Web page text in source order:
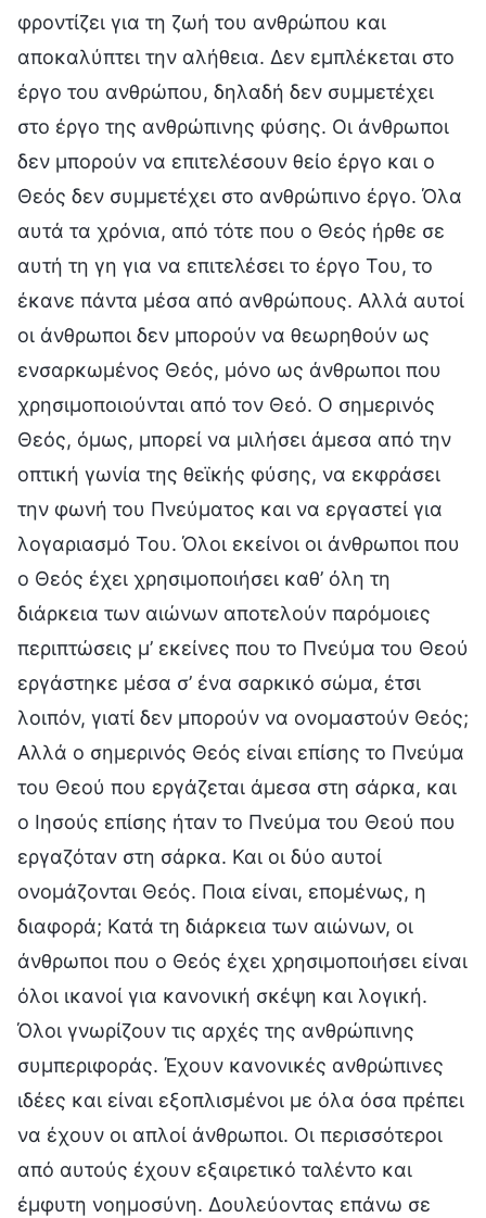
φροντίζει για τη ζωή του ανθρώπου και
αποκαλύπτει την αλήθεια. Δεν εμπλέκεται στο
έργο του ανθρώπου, δηλαδή δεν συμμετέχει
στο έργο της ανθρώπινης φύσης. Οι άνθρωποι
δεν μπορούν να επιτελέσουν θείο έργο και ο
Θεός δεν συμμετέχει στο ανθρώπινο έργο. Όλα
αυτά τα χρόνια, από τότε που ο Θεός ήρθε σε
αυτή τη γη για να επιτελέσει το έργο Του, το
έκανε πάντα μέσα από ανθρώπους. Αλλά αυτοί
οι άνθρωποι δεν μπορούν να θεωρηθούν ως
ενσαρκωμένος Θεός, μόνο ως άνθρωποι που
χρησιμοποιούνται από τον Θεό. Ο σημερινός
Θεός, όμως, μπορεί να μιλήσει άμεσα από την
οπτική γωνία της θεϊκής φύσης, να εκφράσει
την φωνή του Πνεύματος και να εργαστεί για
λογαριασμό Του. Όλοι εκείνοι οι άνθρωποι που
ο Θεός έχει χρησιμοποιήσει καθ’ όλη τη
διάρκεια των αιώνων αποτελούν παρόμοιες
περιπτώσεις μ’ εκείνες που το Πνεύμα του Θεού
εργάστηκε μέσα σ’ ένα σαρκικό σώμα, έτσι
λοιπόν, γιατί δεν μπορούν να ονομαστούν Θεός;
Αλλά ο σημερινός Θεός είναι επίσης το Πνεύμα
του Θεού που εργάζεται άμεσα στη σάρκα, και
ο Ιησούς επίσης ήταν το Πνεύμα του Θεού που
εργαζόταν στη σάρκα. Και οι δύο αυτοί
ονομάζονται Θεός. Ποια είναι, επομένως, η
διαφορά; Κατά τη διάρκεια των αιώνων, οι
άνθρωποι που ο Θεός έχει χρησιμοποιήσει είναι
όλοι ικανοί για κανονική σκέψη και λογική.
Όλοι γνωρίζουν τις αρχές της ανθρώπινης
συμπεριφοράς. Έχουν κανονικές ανθρώπινες
ιδέες και είναι εξοπλισμένοι με όλα όσα πρέπει
να έχουν οι απλοί άνθρωποι. Οι περισσότεροι
από αυτούς έχουν εξαιρετικό ταλέντο και
έμφυτη νοημοσύνη. Δουλεύοντας επάνω σε